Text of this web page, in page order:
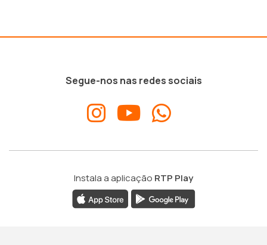
Segue-nos nas redes sociais
Instala a aplicação RTP Play